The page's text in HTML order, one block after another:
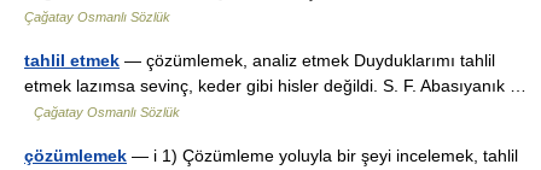
Çağatay Osmanlı Sözlük
tahlil etmek — çözümlemek, analiz etmek Duyduklarımı tahlil
etmek lazımsa sevinç, keder gibi hisler değildi. S. F. Abasıyanık …
Çağatay Osmanlı Sözlük
çözümlemek — i 1) Çözümleme yoluyla bir şeyi incelemek, tahlil